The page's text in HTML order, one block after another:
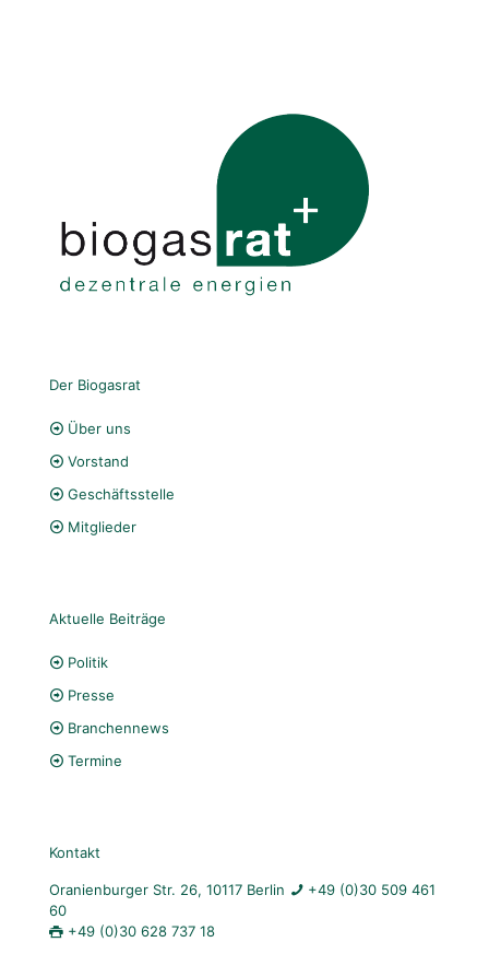
Der Biogasrat
Über uns
Vorstand
Geschäftsstelle
Mitglieder
Aktuelle Beiträge
Politik
Presse
Branchennews
Termine
Kontakt
Oranienburger Str. 26, 10117 Berlin
+49 (0)30 509 461
60
+49 (0)30 628 737 18